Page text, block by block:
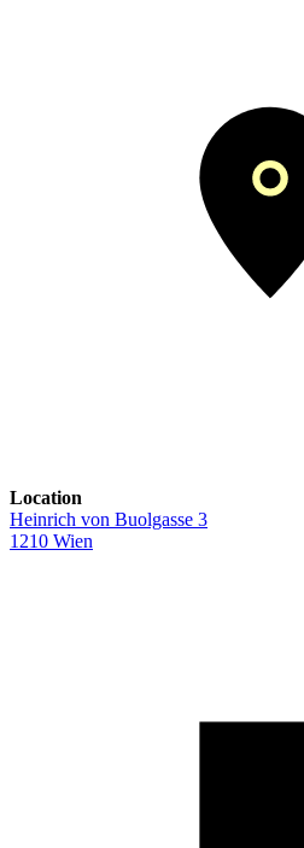
Location
Heinrich von Buolgasse 3
1210 Wien